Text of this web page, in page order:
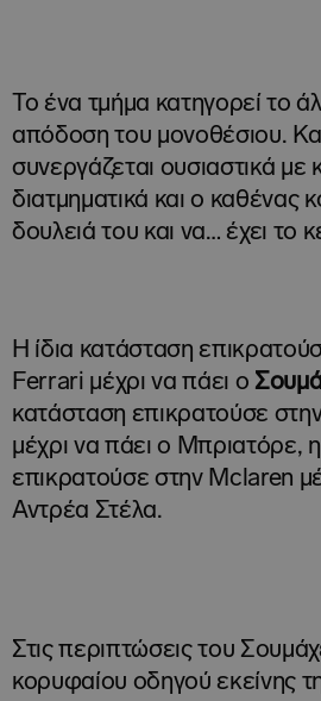
Το ένα τμήμα κατηγορεί το
απόδοση του μονοθέσιου.
συνεργάζεται ουσιαστικά με
διατμηματικά και ο καθένας
δουλειά του και να… έχει το
Η ίδια κατάσταση
Ferrari μέχρι να πάει ο
κατάσταση επικρατούσε
μέχρι να πάει ο Μπριατόρε,
επικρατούσε στην Mclaren
Αντρέα Στέλα.
Στις περιπτώσεις του
κορυφαίου οδηγού εκείνης